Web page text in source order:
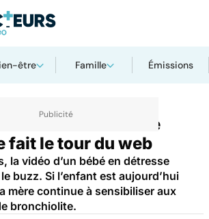
être Famille Émissions
bébé souffrant de
fait le tour du web
la vidéo d’un bébé en détresse
buzz. Si l’enfant est aujourd’hui
mère continue à sensibiliser aux
bronchiolite.